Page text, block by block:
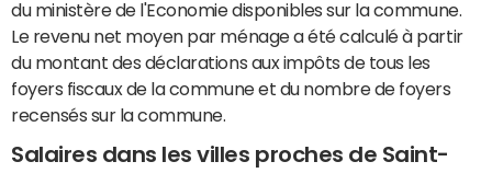
du ministère de l'Economie disponibles sur la commune.
Le revenu net moyen par ménage a été calculé à partir
du montant des déclarations aux impôts de tous les
foyers fiscaux de la commune et du nombre de foyers
recensés sur la commune.
Salaires dans les villes proches de Saint-